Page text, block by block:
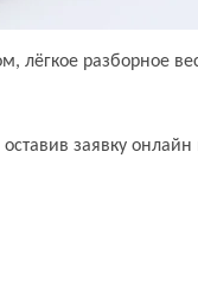
лёгкое разборное
заявку